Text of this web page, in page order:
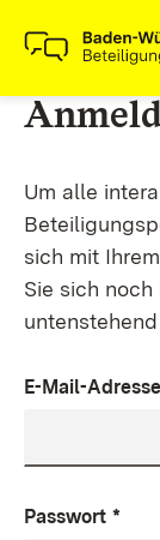
Um alle
sich mit
Sie sich noch
E-Mail-Adresse
Passwort *